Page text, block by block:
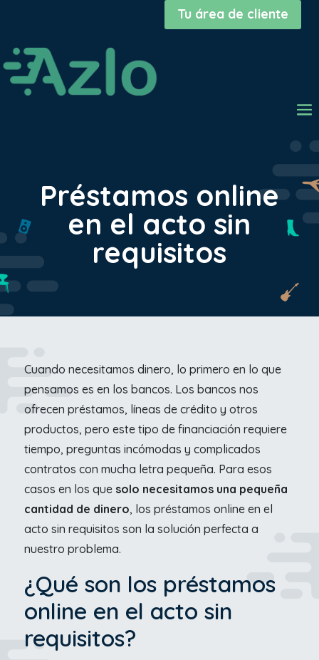
Tu área de cliente
Préstamos online
en el acto sin
requisitos
Cuando necesitamos dinero, lo primero en lo que
pensamos es en los bancos. Los bancos nos
ofrecen préstamos, líneas de crédito y otros
productos, pero este tipo de financiación requiere
tiempo, preguntas incómodas y complicados
contratos con mucha letra pequeña. Para esos
casos en los que solo necesitamos una pequeña
cantidad de dinero, los préstamos online en el
acto sin requisitos son la solución perfecta a
nuestro problema.
¿Qué son los préstamos
online en el acto sin
requisitos?